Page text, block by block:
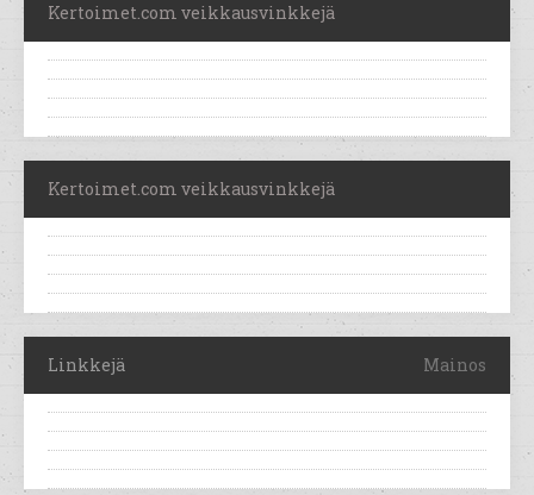
Kertoimet.com veikkausvinkkejä
Kertoimet.com veikkausvinkkejä
Linkkejä Mainos